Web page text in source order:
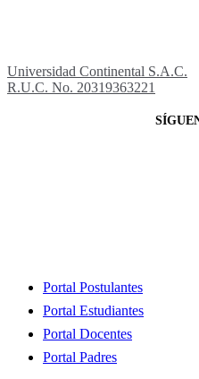
Universidad Continental S.A.C.
R.U.C. No. 20319363221
Close
Portal Postulantes
Portal Estudiantes
Portal Docentes
Portal Padres